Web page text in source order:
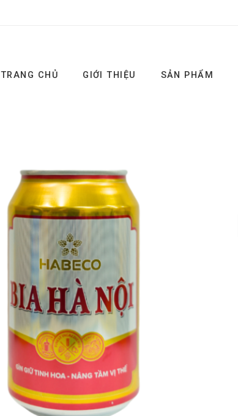
TRANG CHỦ GIỚI THIỆU SẢN PHẨM